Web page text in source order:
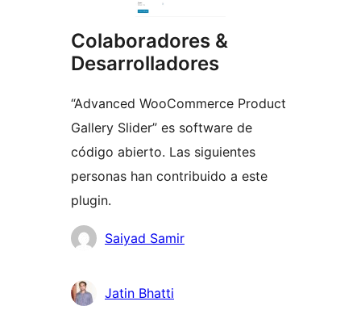
Colaboradores &
Desarrolladores
“Advanced WooCommerce Product
Gallery Slider” es software de
código abierto. Las siguientes
personas han contribuido a este
plugin.
Colaboradores
Saiyad Samir
Jatin Bhatti